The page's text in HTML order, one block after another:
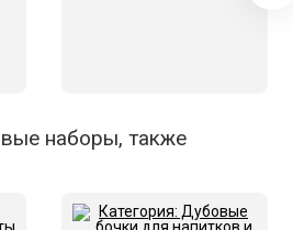
наборы, также